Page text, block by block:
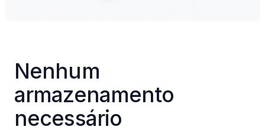
Nenhum
armazenamento
necessário